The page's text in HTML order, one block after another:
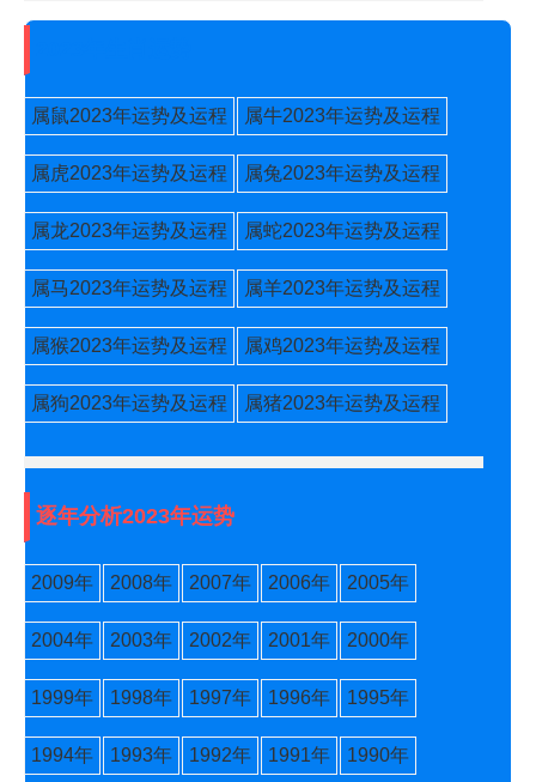
属鼠2023年运势及运程 属牛2023年运势及运程
属虎2023年运势及运程 属兔2023年运势及运程
属龙2023年运势及运程 属蛇2023年运势及运程
属马2023年运势及运程 属羊2023年运势及运程
属猴2023年运势及运程 属鸡2023年运势及运程
属狗2023年运势及运程 属猪2023年运势及运程
逐年分析2023年运势
2009年 2008年 2007年 2006年 2005年
2004年 2003年 2002年 2001年 2000年
1999年 1998年 1997年 1996年 1995年
1994年 1993年 1992年 1991年 1990年